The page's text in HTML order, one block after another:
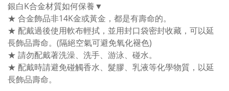
銀白K合金材質如何保養▼
★ 合金飾品非14K金或黃金，都是有壽命的。
★ 配戴過後使用軟布輕拭，並用封口袋密封收藏，可以延
長飾品壽命。(隔絕空氣可避免氧化褪色)
★ 請勿配戴著洗澡、洗手、游泳、碰水。
★ 配戴時請避免碰觸香水、髮膠、乳液等化學物質，以延
長飾品壽命。